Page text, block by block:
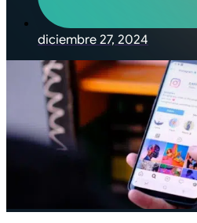
diciembre 27, 2024